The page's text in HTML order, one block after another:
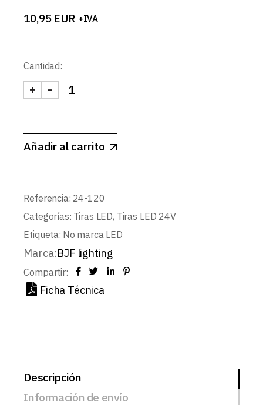
10,95 EUR +IVA
Cantidad:
TIRA 24V PRO 19,2W/m 120LED/m SMD2835
-
+
Añadir al carrito
Referencia: 24-120
Categorías: Tiras LED, Tiras LED 24V
Etiqueta: No marca LED
Marca:BJF lighting
Compartir:
Ficha Técnica
Descripción
Información de envío